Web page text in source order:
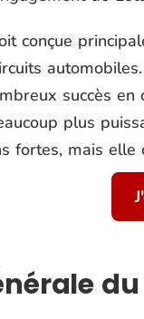
conçue
succès
plus
fortes, mais